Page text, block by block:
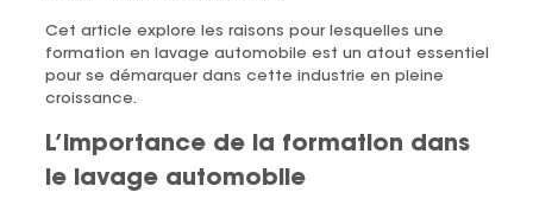
Cet article explore les raisons pour lesquelles une
formation en lavage automobile est un atout essentiel
pour se démarquer dans cette industrie en pleine
croissance.
L’importance de la formation dans
le lavage automobile